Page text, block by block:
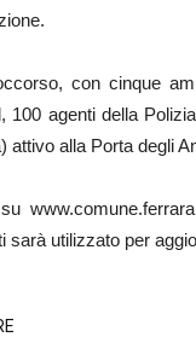
con cinque
agenti della
alla Porta degli
utilizzato per